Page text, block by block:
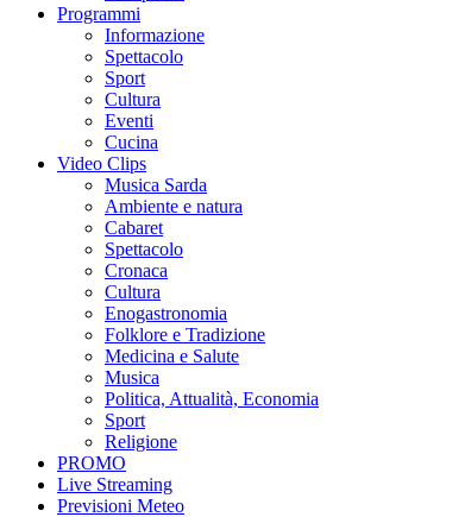
Programmi
Informazione
Spettacolo
Sport
Cultura
Eventi
Cucina
Video Clips
Musica Sarda
Ambiente e natura
Cabaret
Spettacolo
Cronaca
Cultura
Enogastronomia
Folklore e Tradizione
Medicina e Salute
Musica
Politica, Attualità, Economia
Sport
Religione
PROMO
Live Streaming
Previsioni Meteo